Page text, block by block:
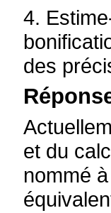
4.
des
et du
nommé